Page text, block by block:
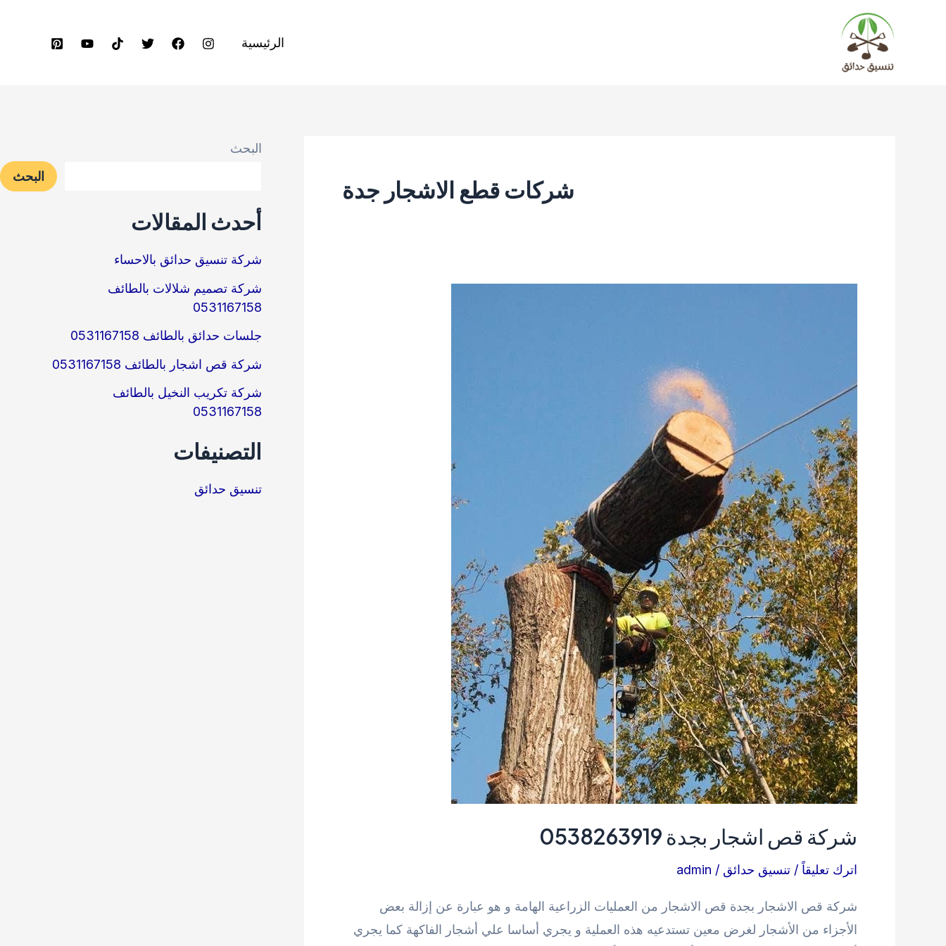
الرئيسية
شركات قطع الاشجار جدة
شركة قص اشجار بجدة 0538263919
اترك تعليقاً / تنسيق حدائق /
admin
شركة قص الاشجار بجدة قص الاشجار من العمليات الزراعية الهامة و هو عبارة عن إزالة بعض
الأجزاء من الأشجار لغرض معين تستدعيه هذه العملية و يجري أساسا علي أشجار الفاكهة كما يجري
البحث
البحث
أحدث المقالات
شركة تنسيق حدائق بالاحساء
شركة تصميم شلالات بالطائف
0531167158
جلسات حدائق بالطائف 0531167158
شركة قص اشجار بالطائف 0531167158
شركة تكريب النخيل بالطائف
0531167158
التصنيفات
تنسيق حدائق